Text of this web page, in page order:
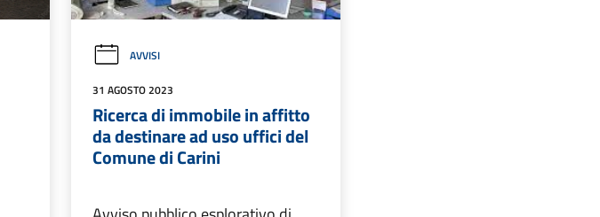
AVVISI
31 AGOSTO 2023
Ricerca di immobile in affitto
da destinare ad uso uffici del
Comune di Carini